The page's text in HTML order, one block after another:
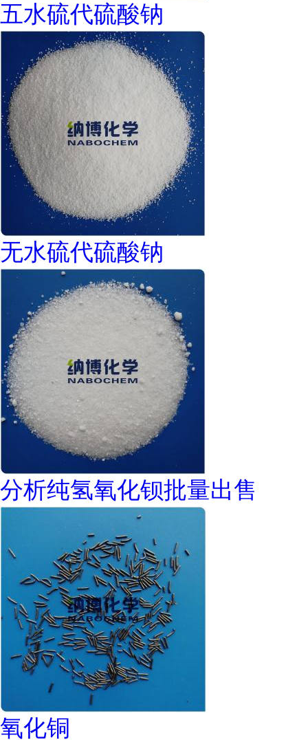
五水硫代硫酸钠
无水硫代硫酸钠
分析纯氢氧化钡批量出售
氧化铜